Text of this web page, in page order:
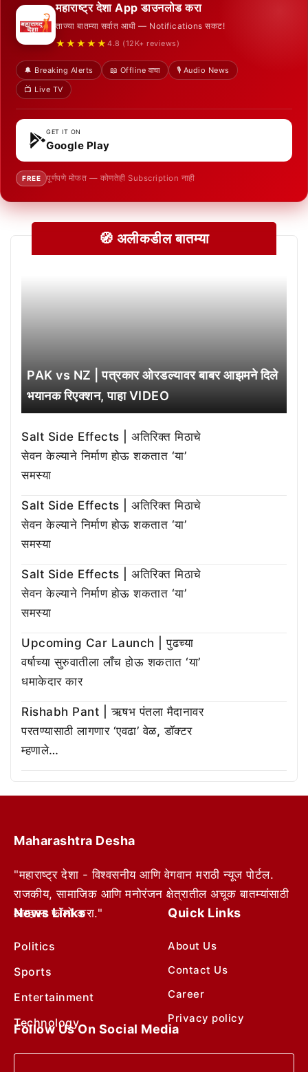
महाराष्ट्र देशा App डाउनलोड करा
ताज्या बातम्या सर्वात आधी — Notifications सकट!
★★★★★ 4.8 (12K+ reviews)
🔔 Breaking Alerts 📖 Offline वाचा
🎙️ Audio News
📺 Live TV
GET IT ON
Google Play
FREE पूर्णपणे मोफत — कोणतेही Subscription नाही
🧭 अलीकडील बातम्या
PAK vs NZ | पत्रकार ओरडल्यावर बाबर आझमने दिले
भयानक रिएक्शन, पाहा VIDEO
Salt Side Effects | अतिरिक्त मिठाचे
सेवन केल्याने निर्माण होऊ शकतात ‘या’
समस्या
Salt Side Effects | अतिरिक्त मिठाचे
सेवन केल्याने निर्माण होऊ शकतात ‘या’
समस्या
Salt Side Effects | अतिरिक्त मिठाचे
सेवन केल्याने निर्माण होऊ शकतात ‘या’
समस्या
Upcoming Car Launch | पुढच्या
वर्षाच्या सुरुवातीला लाँच होऊ शकतात ‘या’
धमाकेदार कार
Rishabh Pant | ऋषभ पंतला मैदानावर
परतण्यासाठी लागणार ‘एवढा’ वेळ, डॉक्टर
म्हणाले…
Maharashtra Desha
"महाराष्ट्र देशा - विश्वसनीय आणि वेगवान मराठी न्यूज पोर्टल.
राजकीय, सामाजिक आणि मनोरंजन क्षेत्रातील अचूक बातम्यांसाठी
आम्हाला फॉलो करा."
News Links
Politics
Sports
Entertainment
Technology
Quick Links
About Us
Contact Us
Career
Privacy policy
Follow Us On Social Media